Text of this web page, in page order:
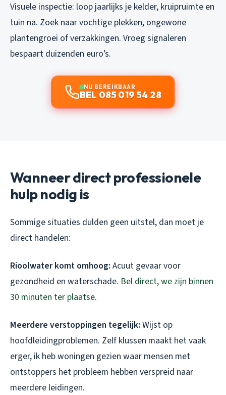
Visuele inspectie: loop jaarlijks je kelder, kruipruimte en
tuin na. Zoek naar vochtige plekken, ongewone
plantengroei of verzakkingen. Vroeg signaleren
bespaart duizenden euro’s.
NU BEREIKBAAR
BEL 085 019 54 28
Wanneer direct professionele
hulp nodig is
Sommige situaties dulden geen uitstel, dan moet je
direct handelen:
Rioolwater komt omhoog: Acuut gevaar voor
gezondheid en waterschade. Bel direct, we zijn binnen
30 minuten ter plaatse.
Meerdere verstoppingen tegelijk: Wijst op
hoofdleidingproblemen. Zelf klussen maakt het vaak
erger, ik heb woningen gezien waar mensen met
ontstoppers het probleem hebben verspreid naar
meerdere leidingen.